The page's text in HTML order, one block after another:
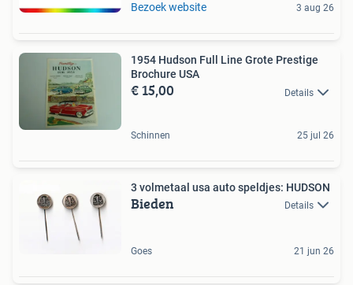
Bezoek website 3 aug 26
1954 Hudson Full Line Grote Prestige
Brochure USA
€ 15,00 Details
Schinnen 25 jul 26
3 volmetaal usa auto speldjes: HUDSON
Bieden Details
Goes 21 jun 26